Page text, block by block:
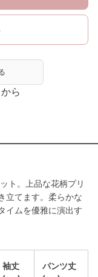
ト。上品な花柄プリ
立てます。柔らかな
イムを優雅に演出す
袖丈
パンツ丈